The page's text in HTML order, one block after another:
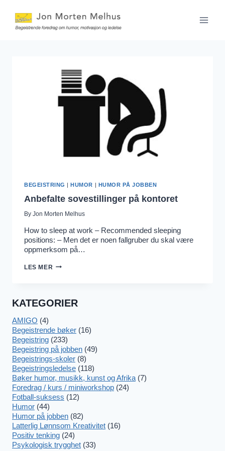
content
BEGEISTRING |HUMOR | HUMOR PÅ JOBBEN
Anbefalte sovestillinger på kontoret
By Jon Morten Melhus
How to sleep at work – Recommended sleeping
positions: – Men det er noen fallgruber du skal være
oppmerksom på…
LES MER ANBEFALTE
KATEGORIER
AMIGO (4)
Begeistrende bøker (16)
Begeistring (233)
Begeistring på jobben (49)
Begeistrings-skoler (8)
Begeistringsledelse (118)
Bøker humor, musikk, kunst og Afrika (7)
Foredrag / kurs / miniworkshop (24)
Fotball-suksess (12)
Humor (44)
Humor på jobben (82)
Latterlig Lønnsom Kreativitet (16)
Positiv tenking (24)
Psykologisk trygghet (33)